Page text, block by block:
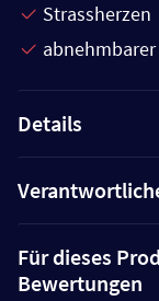
Strassherzen
Details
Für dieses
Bewertungen